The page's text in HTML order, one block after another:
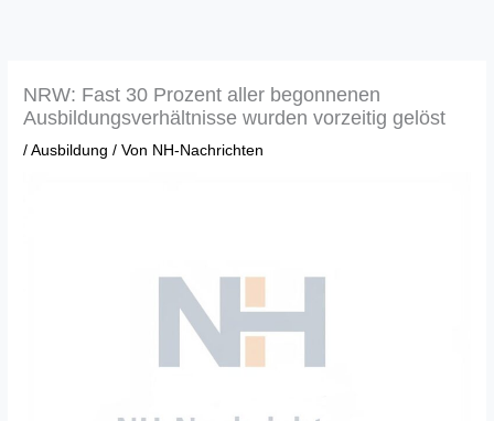
NRW: Fast 30 Prozent aller begonnenen
Ausbildungsverhältnisse wurden vorzeitig gelöst
/Ausbildung / Von NH-Nachrichten